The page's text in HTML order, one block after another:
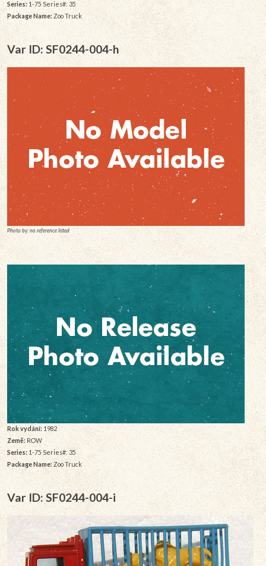
Series:1-75 Series#: 35
Package Name: Zoo Truck
Var ID: SF0244-004-h
Photo by: no reference listed
Rok vydání: 1982
Země: ROW
Series: 1-75 Series#: 35
Package Name: Zoo Truck
Var ID: SF0244-004-i